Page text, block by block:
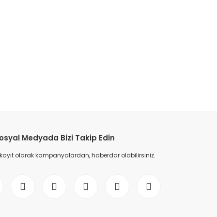
Medyada Bizi Takip Edin
olarak kampanyalardan, haberdar olabilirsiniz.